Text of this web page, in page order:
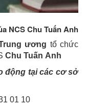
NCS Chu Tuấn Anh
ương tổ chức
Chu Tuấn Anh
động tại các cơ sở
01 10